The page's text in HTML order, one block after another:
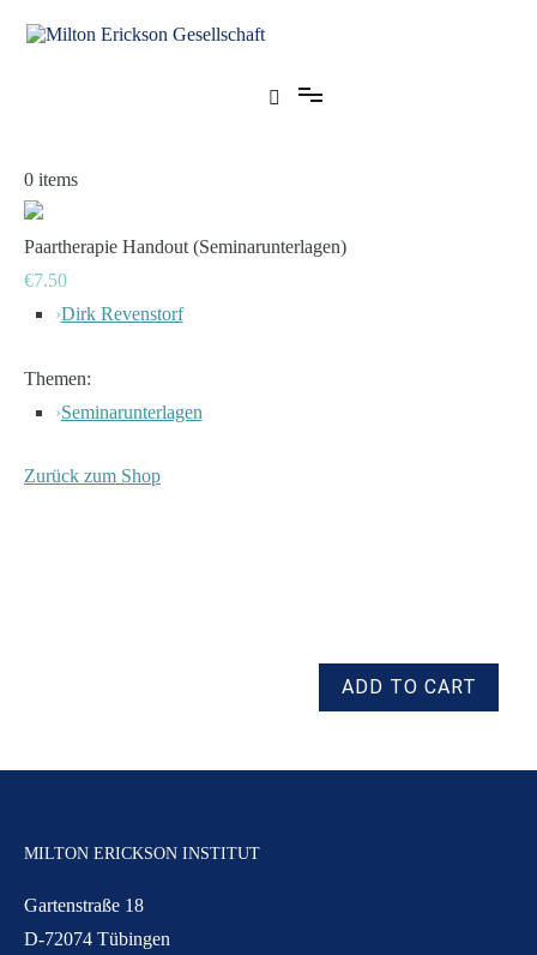
Inhalt
0 items
Paartherapie Handout (Seminarunterlagen)
€7.50
›Dirk Revenstorf
Themen:
›Seminarunterlagen
Zurück zum Shop
MILTON ERICKSON INSTITUT
Gartenstraße 18
D-72074 Tübingen